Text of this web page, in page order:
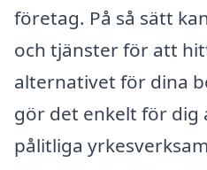
företag. På så sätt
och tjänster för att
alternativet för dina
gör det enkelt för dig
pålitliga